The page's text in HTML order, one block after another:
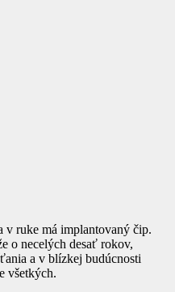
v ruke má implantovaný čip.
o necelých desať rokov,
a v blízkej budúcnosti
všetkých.